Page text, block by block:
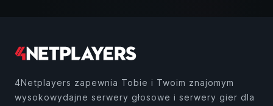
4Netplayers zapewnia Tobie i Twoim znajomym
wysokowydajne serwery głosowe i serwery gier dla